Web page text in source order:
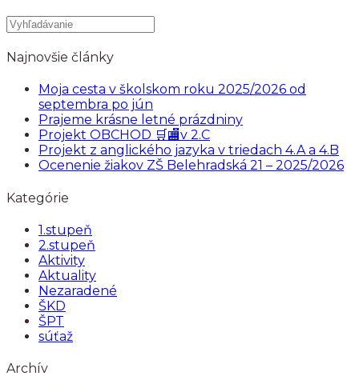
Najnovšie články
Moja cesta v školskom roku 2025/2026 od
septembra po jún
Prajeme krásne letné prázdniny
Projekt OBCHOD 🛒🏬v 2.C
Projekt z anglického jazyka v triedach 4.A a 4.B
Ocenenie žiakov ZŠ Belehradská 21 – 2025/2026
Kategórie
1.stupeň
2.stupeň
Aktivity
Aktuality
Nezaradené
ŠKD
ŠPT
súťaž
Archív